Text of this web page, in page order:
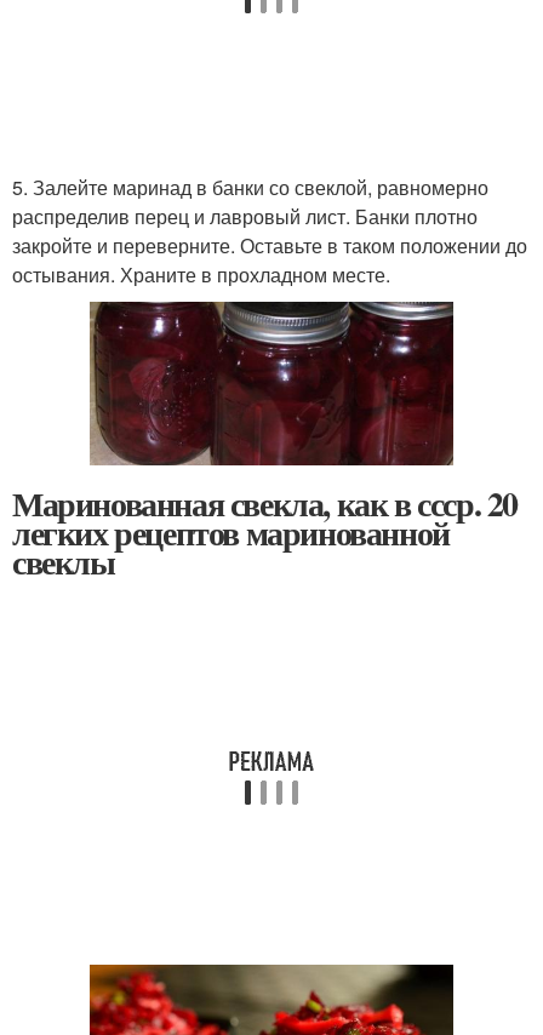
5. Залейте маринад в банки со свеклой, равномерно
распределив перец и лавровый лист. Банки плотно
закройте и переверните. Оставьте в таком положении до
остывания. Храните в прохладном месте.
Маринованная свекла, как в ссср. 20
легких рецептов маринованной
свеклы